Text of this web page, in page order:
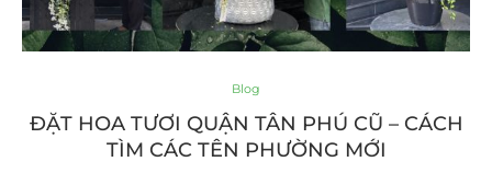
Blog
ĐẶT HOA TƯƠI QUẬN TÂN PHÚ CŨ – CÁCH
TÌM CÁC TÊN PHƯỜNG MỚI